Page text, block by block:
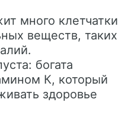
много клетчатки
веществ, таких
богата
К, который
здоровье